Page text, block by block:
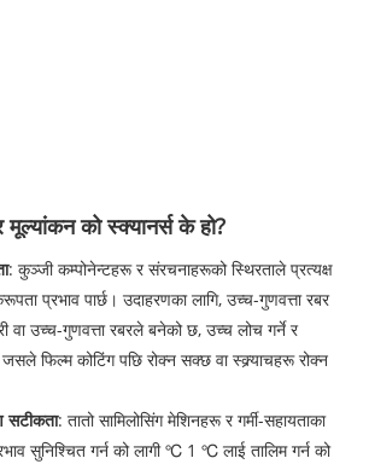
को स्क्यानर्स के हो?
: कुञ्जी कम्पोनेन्टहरू र संरचनाहरूको स्थिरताले प्रत्यक्ष
प्रभाव पार्छ। उदाहरणका लागि, उच्च-गुणवत्ता रबर
वा उच्च-गुणवत्ता रबरले बनेको छ, उच्च लोच गर्ने र
जसले फिल्म कोटिंग पछि रोक्न सक्छ वा स्क्र्याचहरू रोक्न
सटीकता: तातो सामिलोसिंग मेशिनहरू र गर्मी-सहायताका
सुनिश्चित गर्न को लागी ℃ 1 ℃ लाई तालिम गर्न को